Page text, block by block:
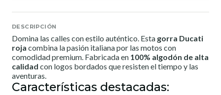
DESCRIPCIÓN
Domina las calles con estilo auténtico. Esta gorra Ducati
roja combina la pasión italiana por las motos con
comodidad premium. Fabricada en 100% algodón de alta
calidad con logos bordados que resisten el tiempo y las
aventuras.
Características destacadas: